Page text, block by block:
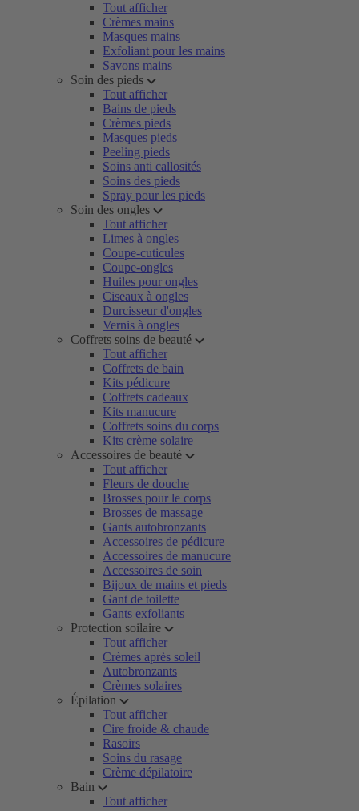
Tout afficher
Crèmes mains
Masques mains
Exfoliant pour les mains
Savons mains
Soin des pieds
Tout afficher
Bains de pieds
Crèmes pieds
Masques pieds
Peeling pieds
Soins anti callosités
Soins des pieds
Spray pour les pieds
Soin des ongles
Tout afficher
Limes à ongles
Coupe-cuticules
Coupe-ongles
Huiles pour ongles
Ciseaux à ongles
Durcisseur d'ongles
Vernis à ongles
Coffrets soins de beauté
Tout afficher
Coffrets de bain
Kits pédicure
Coffrets cadeaux
Kits manucure
Coffrets soins du corps
Kits crème solaire
Accessoires de beauté
Tout afficher
Fleurs de douche
Brosses pour le corps
Brosses de massage
Gants autobronzants
Accessoires de pédicure
Accessoires de manucure
Accessoires de soin
Bijoux de mains et pieds
Gant de toilette
Gants exfoliants
Protection soilaire
Tout afficher
Crèmes après soleil
Autobronzants
Crèmes solaires
Épilation
Tout afficher
Cire froide & chaude
Rasoirs
Soins du rasage
Crème dépilatoire
Bain
Tout afficher